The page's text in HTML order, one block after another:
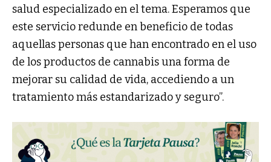
salud especializado en el tema. Esperamos que
este servicio redunde en beneficio de todas
aquellas personas que han encontrado en el uso
de los productos de cannabis una forma de
mejorar su calidad de vida, accediendo a un
tratamiento más estandarizado y seguro”.